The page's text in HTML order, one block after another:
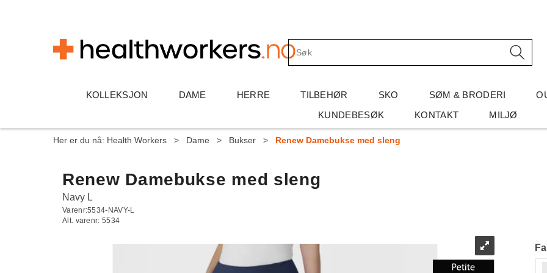
KOLLEKSJON DAME HERRE TILBEHØR SKO SØM & BRODERI
KUNDEBESØK
KONTAKT MILJØ
Her er du nå: Health Workers > Dame > Bukser > Renew Damebukse med sleng
Renew Damebukse med sleng
Navy L
Varenr:5534-NAVY-L
Alt. varenr: 5534